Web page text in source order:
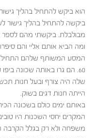
הוא ביקש להתחיל בהליך גישור
ביקשה להתחיל בהליך גישור
מבולבלת. ביקשתי מהם לספר
ומה הביא אותם אליי והם
המסע המשותף שלהם התחיל
60. הם גרו באותה שכונה
שלה היה צורף ובעל חנות
הייתה חנות דגים בשוק.
באותם ימים כולם בשכונה
המקרים יחסי השכנות היו
משפחה ולא רק בגלל הקרבה